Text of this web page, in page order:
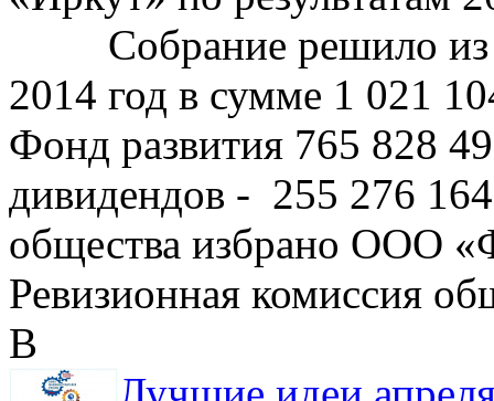
Собрание решило из
2014 год в сумме 1 021
Фонд развития 765 828
дивидендов - 255 276
общества избрано ООО
Ревизионная комиссия
В